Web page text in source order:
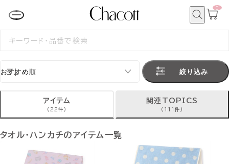
カ
0
検
絞り込み
アイテム
(22件)
関連TOPICS
(111件)
タオル・ハンカチのアイテム一覧